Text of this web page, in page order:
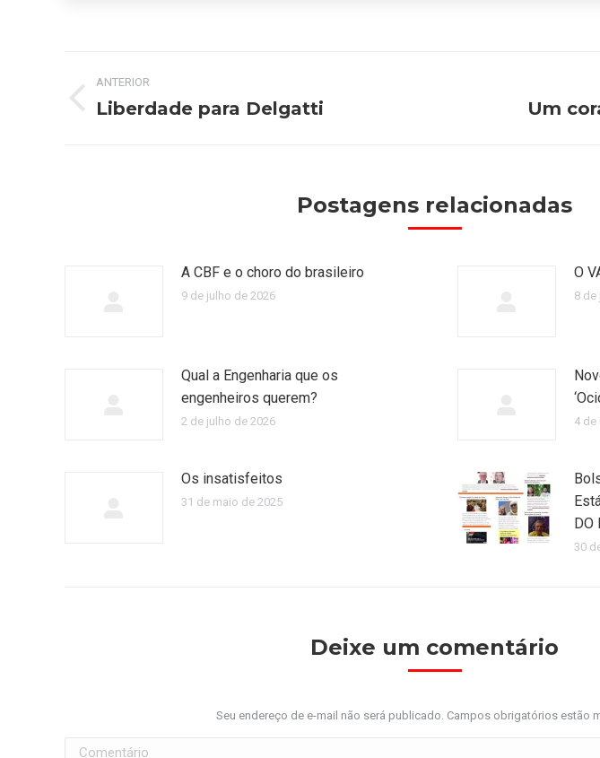
Navegação
de
ANTERIOR
Post
Liberdade para Delgatti Um
Postagens relacionadas
A CBF e o choro do brasileiro
9 de julho de 2026
O
8 de
Qual a Engenharia que os
engenheiros querem?
2 de julho de 2026 4 de
Os insatisfeitos
31 de maio de 2025
DO
30
Deixe um comentário
Seu endereço de e-mail não será publicado. Campos obrigatórios estão
Comentário